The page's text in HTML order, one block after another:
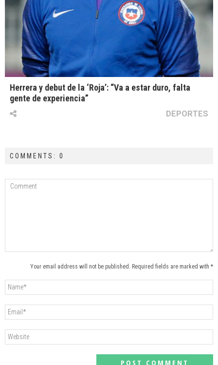
Herrera y debut de la ‘Roja’: “Va a estar duro, falta
gente de experiencia”
DEPORTES
COMMENTS: 0
Your email address will not be published. Required fields are marked with *